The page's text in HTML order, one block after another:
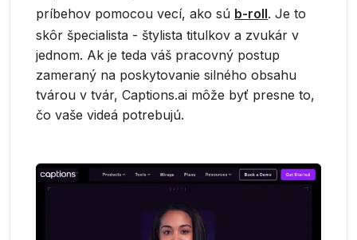
príbehov pomocou vecí, ako sú b-roll. Je to
skôr špecialista - štylista titulkov a zvukár v
jednom. Ak je teda váš pracovný postup
zameraný na poskytovanie silného obsahu
tvárou v tvár, Captions.ai môže byť presne to,
čo vaše videá potrebujú.